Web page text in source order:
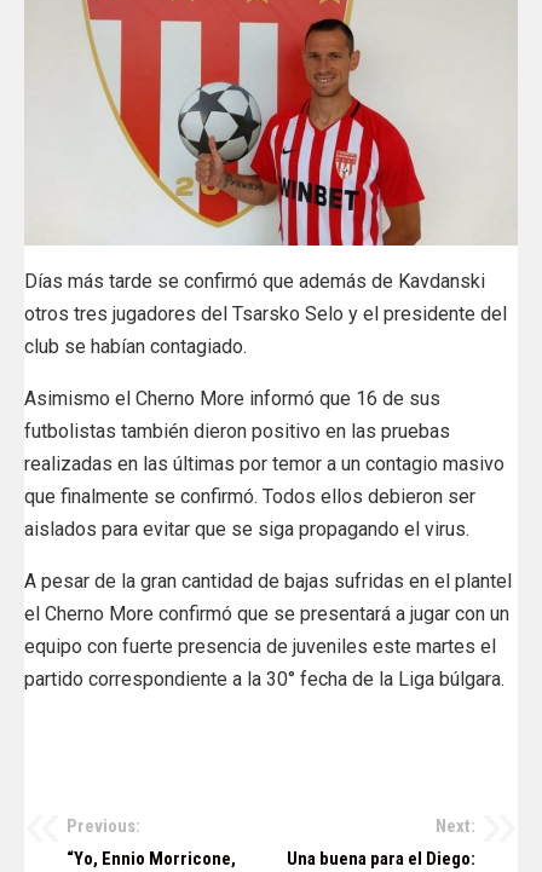
Días más tarde se confirmó que además de Kavdanski
otros tres jugadores del Tsarsko Selo y el presidente del
club se habían contagiado.
Asimismo el Cherno More informó que 16 de sus
futbolistas también dieron positivo en las pruebas
realizadas en las últimas por temor a un contagio masivo
que finalmente se confirmó. Todos ellos debieron ser
aislados para evitar que se siga propagando el virus.
A pesar de la gran cantidad de bajas sufridas en el plantel
el Cherno More confirmó que se presentará a jugar con un
equipo con fuerte presencia de juveniles este martes el
partido correspondiente a la 30° fecha de la Liga búlgara.
Navegación
Previous:
“Yo, Ennio Morricone,
Next:
Una buena para el Diego: